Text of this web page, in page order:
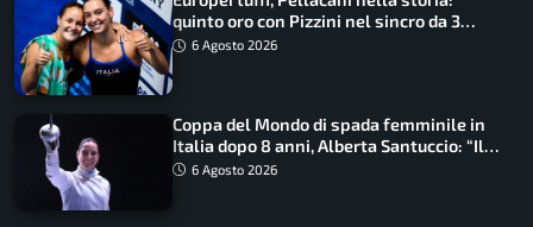
quinto oro con Pizzini nel sincro da 3
metri
6 Agosto 2026
Coppa del Mondo di spada femminile in
Italia dopo 8 anni, Alberta Santuccio: “Il
lavoro dà sempre i suoi frutti”
6 Agosto 2026